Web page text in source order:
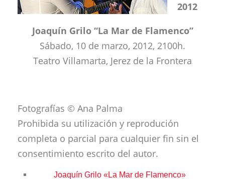
2012
Joaquín Grilo “La Mar de Flamenco”
Sábado, 10 de marzo, 2012, 2100h.
Teatro Villamarta, Jerez de la Frontera
Fotografías © Ana Palma
Prohibida su utilización y reprodución
completa o parcial para cualquier fin sin el
consentimiento escrito del autor.
Joaquín Grilo «La Mar de Flamenco»